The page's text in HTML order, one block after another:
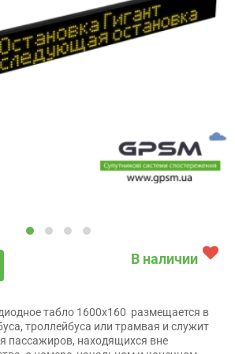
В наличии
табло 1600x160 размещается в
троллейбуса или трамвая и служит
пассажиров, находящихся вне